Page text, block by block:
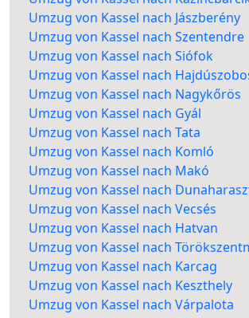
Umzug von Kassel nach Jászberény
Umzug von Kassel nach Szentendre
Umzug von Kassel nach Siófok
Umzug von Kassel nach
Umzug von Kassel nach Nagykőrös
Umzug von Kassel nach Gyál
Umzug von Kassel nach Tata
Umzug von Kassel nach Komló
Umzug von Kassel nach Makó
Umzug von Kassel nach
Umzug von Kassel nach Vecsés
Umzug von Kassel nach Hatvan
Umzug von Kassel nach
Umzug von Kassel nach Karcag
Umzug von Kassel nach Keszthely
Umzug von Kassel nach Várpalota